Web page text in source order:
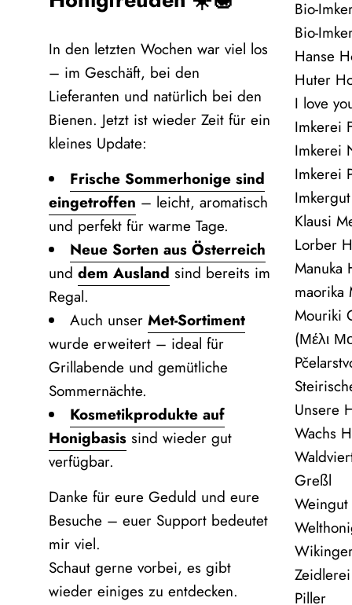
In den letzten Wochen war viel los
– im Geschäft, bei den
Lieferanten und natürlich bei den
Bienen. Jetzt ist wieder Zeit für ein
kleines Update:
Frische Sommerhonige sind
eingetroffen – leicht, aromatisch
und perfekt für warme Tage.
Neue Sorten aus Österreich
und dem Ausland sind bereits im
Regal.
Auch unser Met‑Sortiment
wurde erweitert – ideal für
Grillabende und gemütliche
Sommernächte.
Kosmetikprodukte auf
Honigbasis sind wieder gut
verfügbar.
Danke für eure Geduld und eure
Besuche – euer Support bedeutet
mir viel.
Schaut gerne vorbei, es gibt
wieder einiges zu entdecken.
Bio-
Bio-
Hanse
Huter
I love
Imkerei
Imkerei
Imkerei
Klausi
Lorber
Manuka
maorika
Mouriki
(Μέλι
Unsere
Wachs
Greßl
Piller